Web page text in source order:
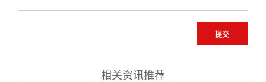
提交
相关资讯推荐